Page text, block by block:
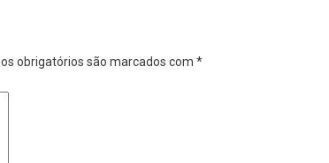
obrigatórios são marcados com *